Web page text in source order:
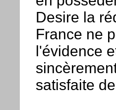
Desire la
France ne
l'évidence
satisfaite